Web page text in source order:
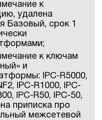
к
удалена
Базовый, срок 1
к ключам
и
IPC-R5000,
IPC-R1000, IPC-
IPC-R50, IPC-50,
приписка про
межсетевой